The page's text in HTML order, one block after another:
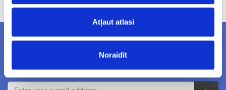
Atļaut atlasi
Noraidīt
Subcribe to newsletters